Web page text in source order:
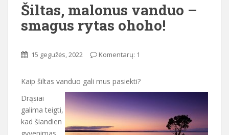
Šiltas, malonus vanduo –
smagus rytas ohoho!
15 gegužės, 2022 Komentarų: 1
Kaip šiltas vanduo gali mus pasiekti?
Drąsiai
galima teigti,
kad šiandien